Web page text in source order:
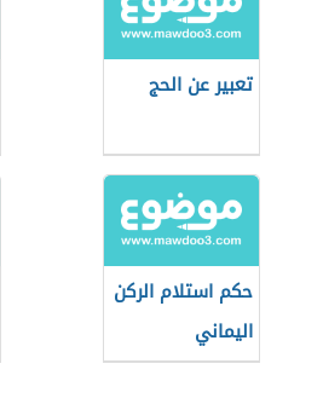
تعبير عن الحج
حكم استلام الركن
اليماني